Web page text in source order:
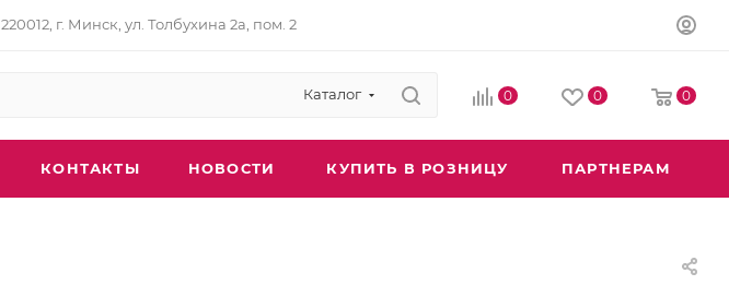
220012, г. Минск, ул. Толбухина 2а, пом. 2
Каталог 0 0 0
КОНТАКТЫ НОВОСТИ КУПИТЬ В РОЗНИЦУ ПАРТНЕРАМ